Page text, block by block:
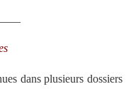
dans plusieurs dossiers